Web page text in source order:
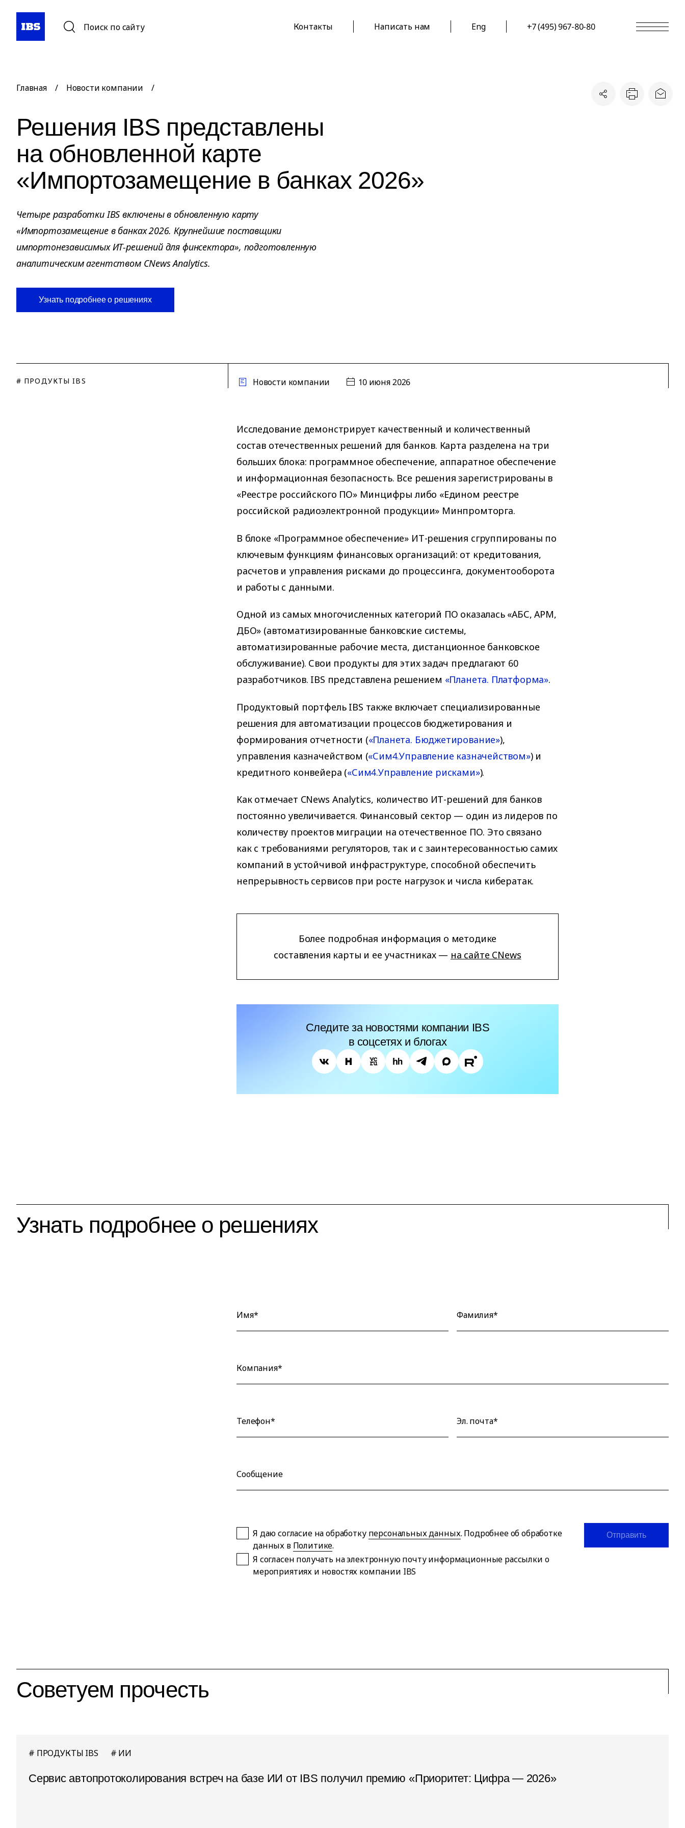
Поиск по сайту Контакты Написать нам Eng +7 (495) 967-80-80
Главная / Новости компании /
Решения IBS представлены
на обновленной карте
«Импортозамещение в банках 2026»
Четыре разработки IBS включены в обновленную карту
«Импортозамещение в банках 2026. Крупнейшие поставщики
импортонезависимых ИТ-решений для финсектора», подготовленную
аналитическим агентством CNews Analytics.
Узнать подробнее о решениях
# ПРОДУКТЫ IBS Новости компании 10 июня 2026
Исследование демонстрирует качественный и количественный
состав отечественных решений для банков. Карта разделена на три
больших блока: программное обеспечение, аппаратное обеспечение
и информационная безопасность. Все решения зарегистрированы в
«Реестре российского ПО» Минцифры либо «Едином реестре
российской радиоэлектронной продукции» Минпромторга.
В блоке «Программное обеспечение» ИТ-решения сгруппированы по
ключевым функциям финансовых организаций: от кредитования,
расчетов и управления рисками до процессинга, документооборота
и работы с данными.
Одной из самых многочисленных категорий ПО оказалась «АБС, АРМ,
ДБО» (автоматизированные банковские системы,
автоматизированные рабочие места, дистанционное банковское
обслуживание). Свои продукты для этих задач предлагают 60
разработчиков. IBS представлена решением «Планета. Платформа».
Продуктовый портфель IBS также включает специализированные
решения для автоматизации процессов бюджетирования и
формирования отчетности («Планета. Бюджетирование»),
управления казначейством («Сим4.Управление казначейством») и
кредитного конвейера («Сим4.Управление рисками»).
Как отмечает CNews Analytics, количество ИТ-решений для банков
постоянно увеличивается. Финансовый сектор — один из лидеров по
количеству проектов миграции на отечественное ПО. Это связано
как с требованиями регуляторов, так и с заинтересованностью самих
компаний в устойчивой инфраструктуре, способной обеспечить
непрерывность сервисов при росте нагрузок и числа кибератак.
Более подробная информация о методике
составления карты и ее участниках — на сайте CNews
Следите за новостями компании IBS
в соцсетях и блогах
Узнать подробнее о решениях
Имя* Фамилия*
Компания*
Телефон* Эл. почта*
Сообщение
Я даю согласие на обработку персональных данных. Подробнее об обработке
данных в Политике.
Я согласен получать на электронную почту информационные рассылки о
мероприятиях и новостях компании IBS
Отправить
Советуем прочесть
ПРОДУКТЫ IBS ИИ
Сервис автопротоколирования встреч на базе ИИ от IBS получил премию «Приоритет: Цифра — 2026»